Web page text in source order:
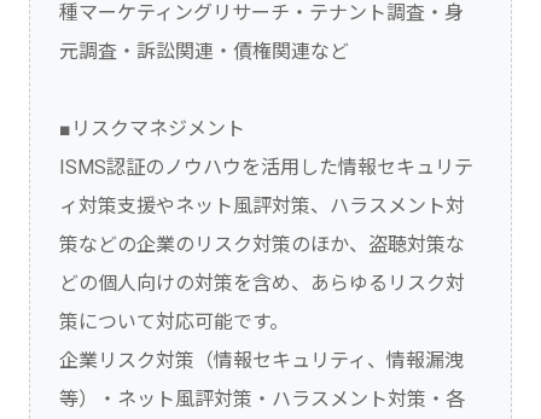
種マーケティングリサーチ・テナント調査・身
元調査・訴訟関連・債権関連など
■リスクマネジメント
ISMS認証のノウハウを活用した情報セキュリテ
ィ対策支援やネット風評対策、ハラスメント対
策などの企業のリスク対策のほか、盗聴対策な
どの個人向けの対策を含め、あらゆるリスク対
策について対応可能です。
企業リスク対策（情報セキュリティ、情報漏洩
等）・ネット風評対策・ハラスメント対策・各